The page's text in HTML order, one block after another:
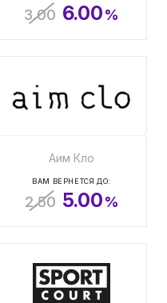
3.00 6.00%
Аим Кло
ВАМ ВЕРНЕТСЯ ДО:
2.50 5.00%